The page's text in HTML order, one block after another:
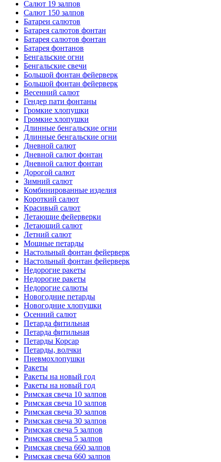
Салют 19 залпов
Салют 150 залпов
Батареи салютов
Батарея салютов фонтан
Батарея салютов фонтан
Батарея фонтанов
Бенгальские огни
Бенгальские свечи
Большой фонтан фейерверк
Большой фонтан фейерверк
Весенний салют
Гендер пати фонтаны
Громкие хлопушки
Громкие хлопушки
Длинные бенгальские огни
Длинные бенгальские огни
Дневной салют
Дневной салют фонтан
Дневной салют фонтан
Дорогой салют
Зимний салют
Комбинированные изделия
Короткий салют
Красивый салют
Летающие фейерверки
Летающий салют
Летний салют
Мощные петарды
Настольный фонтан фейерверк
Настольный фонтан фейерверк
Недорогие ракеты
Недорогие ракеты
Недорогие салюты
Новогодние петарды
Новогодние хлопушки
Осенний салют
Петарда фитильная
Петарда фитильная
Петарды Корсар
Петарды, волчки
Пневмохлопушки
Ракеты
Ракеты на новый год
Ракеты на новый год
Римская свеча 10 залпов
Римская свеча 10 залпов
Римская свеча 30 залпов
Римская свеча 30 залпов
Римская свеча 5 залпов
Римская свеча 5 залпов
Римская свеча 660 залпов
Римская свеча 660 залпов